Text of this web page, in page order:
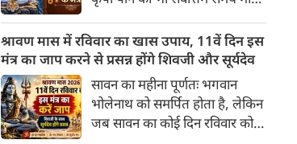
अगस्‍त, 2026 का विशेष पंचांग और
शुभ-अशुभ मुहूर्त।
12वें दिन का यह विशेष संयोग
आपके जीवन से मानसिक तनाव,
नकारात्मकता और आर्थिक तंगी को
दूर कर सुख-समृद्धि ला सकता है। इस
बार दूसरा सोमवार 10 अगस्त 2026
को रहेगा।
श्रावण मास में रविवार का खास उपाय, 11वें दिन इस
मंत्र का जाप करने से प्रसन्न होंगे शिवजी और सूर्यदेव
सावन का महीना पूर्णतः भगवान
भोलेनाथ को समर्पित होता है, लेकिन
जब सावन का कोई दिन रविवार को